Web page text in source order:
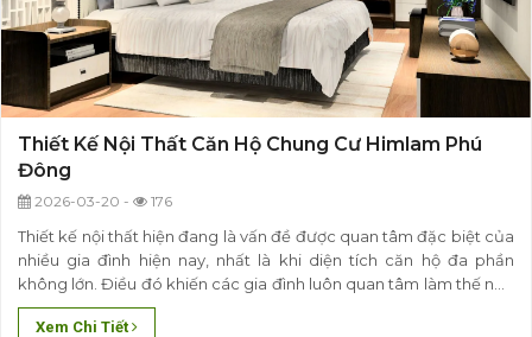
Thiết Kế Nội Thất Căn Hộ Chung Cư Himlam Phú
Đông
2026-03-20 - 176
Thiết kế nội thất hiện đang là vấn đề được quan tâm đặc biệt của
nhiều gia đình hiện nay, nhất là khi diện tích căn hộ đa phần
không lớn. Điều đó khiến các gia đình luôn quan tâm làm thế nào
để có thể bố trí, sắp xếp các vật dụng trang trí sao cho phù hợp,
tận dụng được các gốc..
Xem Chi Tiết